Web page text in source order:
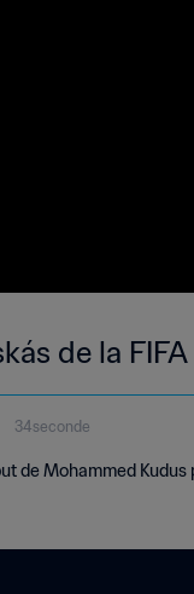
de la
34seconde
de Mohammed